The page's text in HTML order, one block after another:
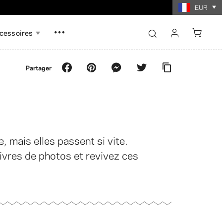
EUR
se connecter
s'inscrire
Partager
mais elles passent si vite.
de photos et revivez ces